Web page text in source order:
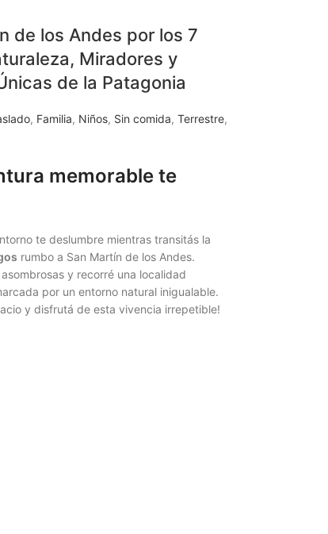
de los Andes por los 7
Miradores y
de la Patagonia
, Familia, Niños, Sin comida, Terrestre,
memorable te
te deslumbre mientras transitás la
rumbo a San Martín de los Andes.
y recorré una localidad
por un entorno natural inigualable.
y disfrutá de esta vivencia irrepetible!